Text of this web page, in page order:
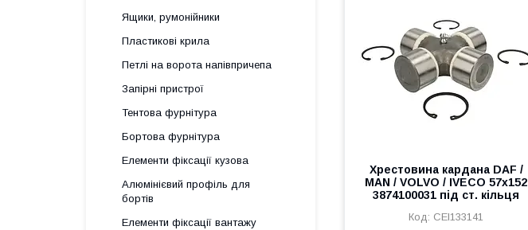
Хрестовина кардана DAF /
MAN / VOLVO / IVECO 57х152
3874100031 під ст. кільця
CEI133141
Ящики, румонійники
Пластикові крила
Петлі на ворота напівпричепа
Запірні пристрої
Тентова фурнітура
Бортова фурнітура
Елементи фіксації кузова
Алюмінієвий профіль для
бортів
Елементи фіксації вантажу